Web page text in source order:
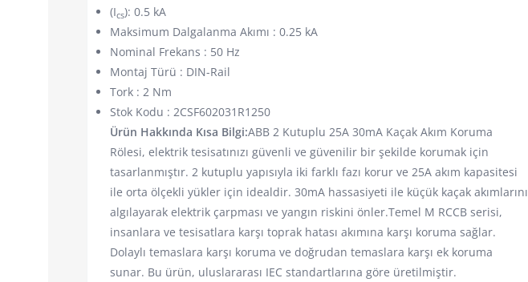
(Ics): 0.5 kA
Maksimum Dalgalanma Akımı : 0.25 kA
Nominal Frekans : 50 Hz
Montaj Türü : DIN-Rail
Tork : 2 Nm
Stok Kodu : 2CSF602031R1250
Ürün Hakkında Kısa Bilgi:ABB 2 Kutuplu 25A 30mA Kaçak Akım Koruma
Rölesi, elektrik tesisatınızı güvenli ve güvenilir bir şekilde korumak için
tasarlanmıştır. 2 kutuplu yapısıyla iki farklı fazı korur ve 25A akım kapasitesi
ile orta ölçekli yükler için idealdir. 30mA hassasiyeti ile küçük kaçak akımlarını
algılayarak elektrik çarpması ve yangın riskini önler.Temel M RCCB serisi,
insanlara ve tesisatlara karşı toprak hatası akımına karşı koruma sağlar.
Dolaylı temaslara karşı koruma ve doğrudan temaslara karşı ek koruma
sunar. Bu ürün, uluslararası IEC standartlarına göre üretilmiştir.